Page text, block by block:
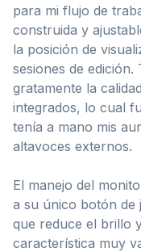
para mi flujo de
construida y
la posición de
sesiones de
gratamente la
integrados, lo cual
tenía a mano mis
altavoces externos.
El manejo del
a su único botón de
que reduce el brillo
característica muy